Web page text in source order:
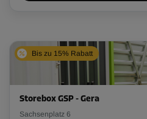
Bis zu 15% Rabatt
Storebox GSP - Gera
Sachsenplatz 6